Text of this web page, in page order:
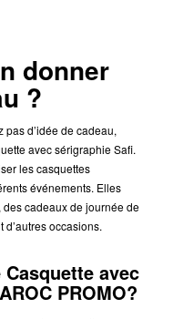
donner
?
pas d’idée de cadeau,
avec sérigraphie Safi.
les casquettes
événements. Elles
des cadeaux de journée de
occasions.
avec
PROMO?